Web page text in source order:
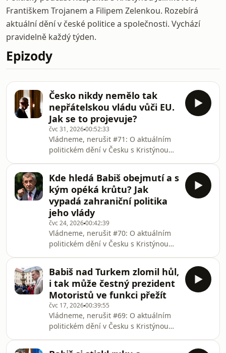
Františkem Trojanem a Filipem Zelenkou. Rozebírá
aktuální dění v české politice a společnosti. Vychází
pravidelně každý týden.
Epizody
Česko nikdy nemělo tak
nepřátelskou vládu vůči EU.
Jak se to projevuje?
čvc 31, 202600:52:33
Vládneme, nerušit #71: O aktuálním
politickém dění v Česku s Kristýnou
nebyla patrně žádná vláda, která by
se v rétorické rovině tak moc
vymezovala proti politice Evropské
unie. Svůj vliv na to má přítomnost
SPD ve vládě, tedy hnutí, které na
odporu proti EU postavila svou
existenci, a také názorový vývoj
Andreje Babiše. Už při usa
Kde hledá Babiš obejmutí a s
kým opéká krůtu? Jak
vypadá zahraniční politika
jeho vlády
čvc 24, 202600:42:39
Vládneme, nerušit #70: O aktuálním
politickém dění v Česku s Kristýnou
Andreje Babiše ovlivnilo jeho
spojenectví s bývalým maďarským
premiérem Viktorem Orbánem, který
českého předsedu vlády navigoval ve
vodách zahraniční politiky. Po jeho
odchodu si ale Babiš musí poradit
sám a zdá se, že odkaz maďarského
politika zřejmě n
Babiš nad Turkem zlomil hůl,
i tak může čestný prezident
Motoristů ve funkci přežít
čvc 17, 202600:39:55
Vládneme, nerušit #69: O aktuálním
politickém dění v Česku s Kristýnou